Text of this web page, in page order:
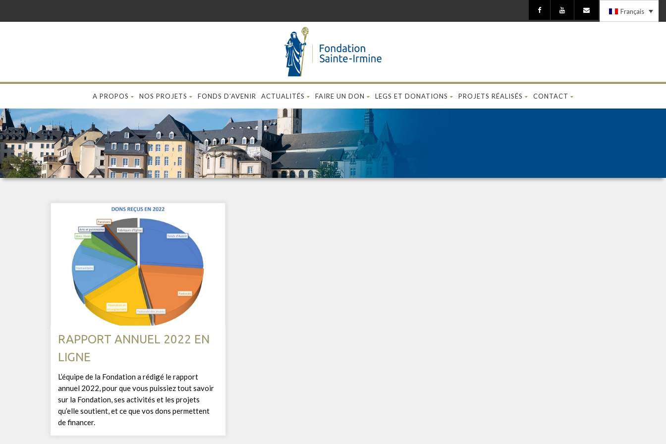
Français
A PROPOS NOS PROJETS FONDS D’AVENIR ACTUALITÉS FAIRE UN DON LEGS ET DONATIONS PROJETS RÉALISÉS CONTACT
RAPPORT ANNUEL 2022 EN
LIGNE
L’équipe de la Fondation a rédigé le rapport
annuel 2022, pour que vous puissiez tout savoir
sur la Fondation, ses activités et les projets
qu’elle soutient, et ce que vos dons permettent
de financer.